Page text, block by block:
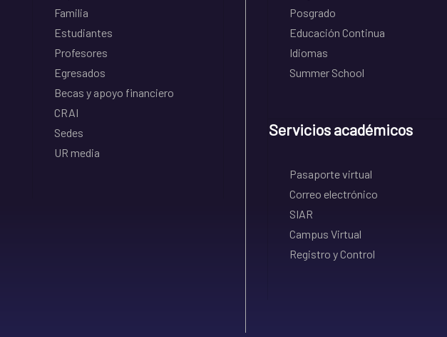
Familia
Estudiantes
Profesores
Egresados
Becas y apoyo financiero
CRAI
Sedes
UR media
Posgrado
Educación Continua
Idiomas
Summer School
Servicios académicos
Pasaporte virtual
Correo electrónico
SIAR
Campus Virtual
Registro y Control